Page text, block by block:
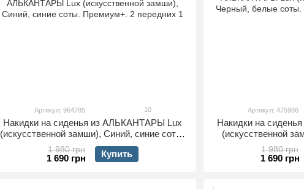
Артикул: 964785 10
Накидки на сиденья из АЛЬКАНТАРЫ Lux
(искусственной замши), Синий, синие соты.
Премиум+. 2 передних
1 980 грн
1 690 грн Купить
Артикул: 475986
Накидки на
(искусственной
соты.1 980 грн
1 690 грн